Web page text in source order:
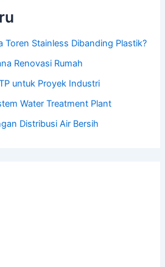
Toren Stainless Dibanding Plastik?
Renovasi Rumah
untuk Proyek Industri
Water Treatment Plant
Distribusi Air Bersih